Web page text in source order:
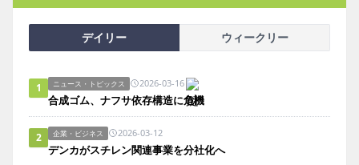
デイリー ウィークリー
1 ニュース・トピックス 2026-03-16
合成ゴム、ナフサ依存構造に危機
2 企業・ビジネス 2026-03-12
デンカがスチレン関連事業を分社化へ